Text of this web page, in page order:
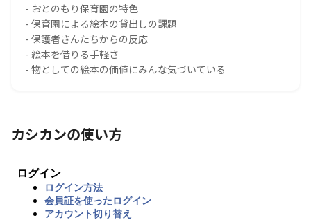
- おとのもり保育園の特色
- 保育園による絵本の貸出しの課題
- 保護者さんたちからの反応
- 絵本を借りる手軽さ
- 物としての絵本の価値にみんな気づいている
カシカンの使い方
ログイン
ログイン方法
会員証を使ったログイン
アカウント切り替え